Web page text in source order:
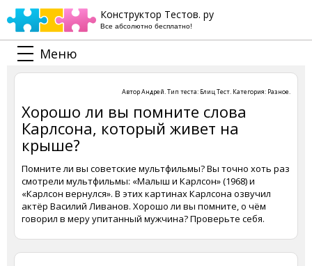
Конструктор Тестов. ру
Все абсолютно бесплатно!
Меню
АвторАндрей. Тип теста: Блиц Тест. Категория: Разное.
Хорошо ли вы помните слова
Карлсона, который живет на
крыше?
Помните ли вы советские мультфильмы? Вы точно хоть раз
смотрели мультфильмы: «Малыш и Карлсон» (1968) и
«Карлсон вернулся». В этих картинах Карлсона озвучил
актёр Василий Ливанов. Хорошо ли вы помните, о чём
говорил в меру упитанный мужчина? Проверьте себя.